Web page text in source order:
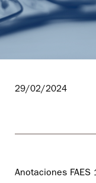
29/02/2024
Anotaciones FAES